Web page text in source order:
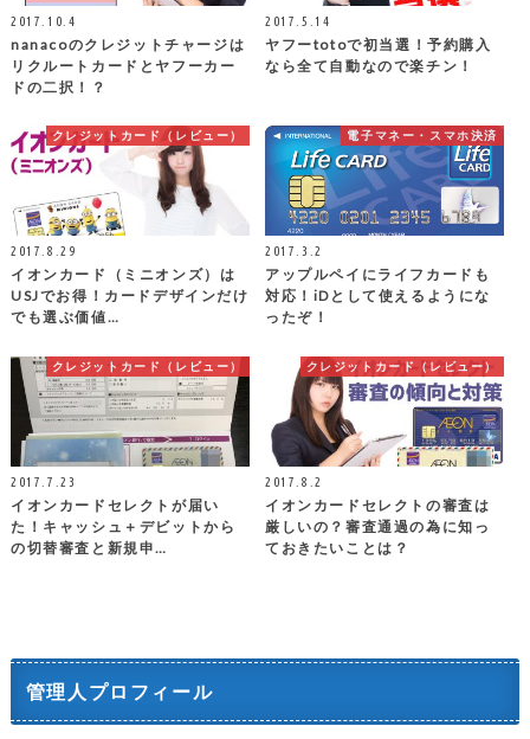
2017.10.4
nanacoのクレジットチャージは
リクルートカードとヤフーカー
ドの二択！？
2017.5.14
ヤフーtotoで初当選！予約購入
なら全て自動なので楽チン！
クレジットカード（レビュー）
2017.8.29
イオンカード（ミニオンズ）は
USJでお得！カードデザインだけ
でも選ぶ価値…
電子マネー・スマホ決済
2017.3.2
アップルペイにライフカードも
対応！iDとして使えるようにな
ったぞ！
クレジットカード（レビュー）
2017.7.23
イオンカードセレクトが届い
た！キャッシュ＋デビットから
の切替審査と新規申…
クレジットカード（レビュー）
2017.8.2
イオンカードセレクトの審査は
厳しいの？審査通過の為に知っ
ておきたいことは？
管理人プロフィール